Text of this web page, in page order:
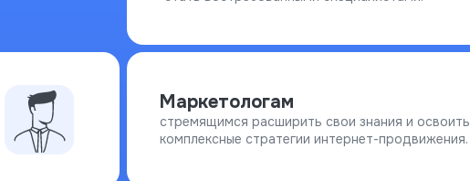
Маркетологам
стремящимся расширить свои знания и освоить
комплексные стратегии интернет-продвижения.